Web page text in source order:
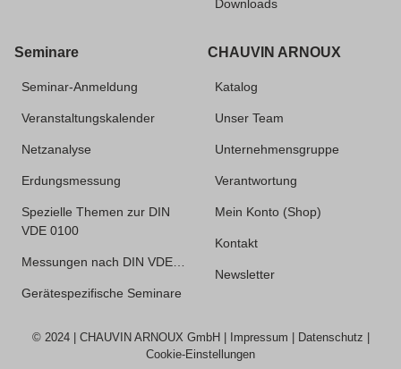
Downloads
Seminare
Seminar-Anmeldung
Veranstaltungskalender
Netzanalyse
Erdungsmessung
Spezielle Themen zur DIN
VDE 0100
Messungen nach DIN VDE…
Gerätespezifische Seminare
CHAUVIN ARNOUX
Katalog
Unser Team
Unternehmensgruppe
Verantwortung
Mein Konto (Shop)
Kontakt
Newsletter
© 2024 | CHAUVIN ARNOUX GmbH Impressum Datenschutz
Cookie-Einstellungen